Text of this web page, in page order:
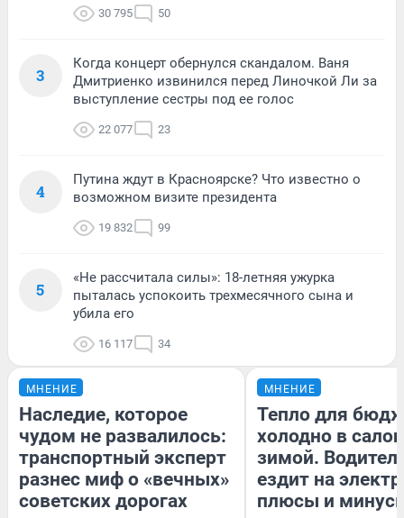
30 795 50
3
Когда концерт обернулся скандалом. Ваня
Дмитриенко извинился перед Линочкой Ли за
выступление сестры под ее голос
22 077 23
4
Путина ждут в Красноярске? Что известно о
возможном визите президента
19 832 99
5
«Не рассчитала силы»: 18-летняя ужурка
пыталась успокоить трехмесячного сына и
убила его
16 117 34
МНЕНИЕ
Наследие, которое
чудом не развалилось:
транспортный эксперт
разнес миф о «вечных»
советских дорогах
МНЕНИЕ
Тепло для
холодно в
зимой.
ездит на
плюсы и